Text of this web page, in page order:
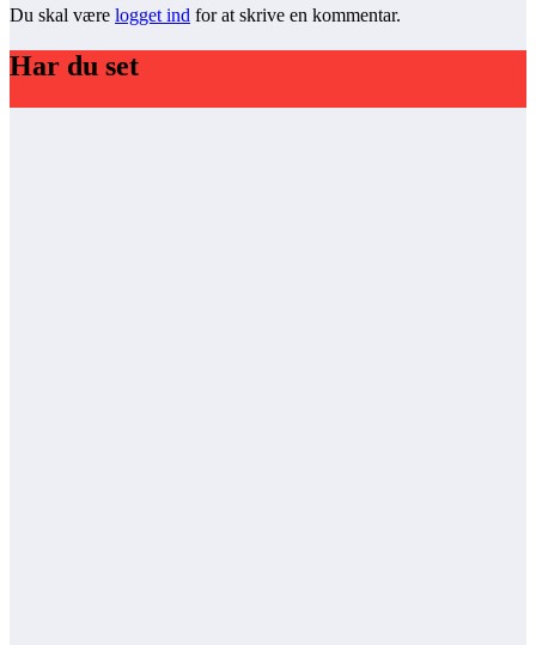
Du skal være logget ind for at skrive en kommentar.
Har du set